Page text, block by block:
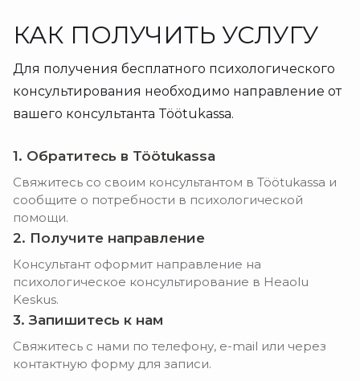
КАК ПОЛУЧИТЬ УСЛУГУ
Для получения бесплатного психологического
консультирования необходимо направление от
вашего консультанта Töötukassa.
1. Обратитесь в Töötukassa
Свяжитесь со своим консультантом в Töötukassa и
сообщите о потребности в психологической
помощи.
2. Получите направление
Консультант оформит направление на
психологическое консультирование в Heaolu
Keskus.
3. Запишитесь к нам
Свяжитесь с нами по телефону, e-mail или через
контактную форму для записи.